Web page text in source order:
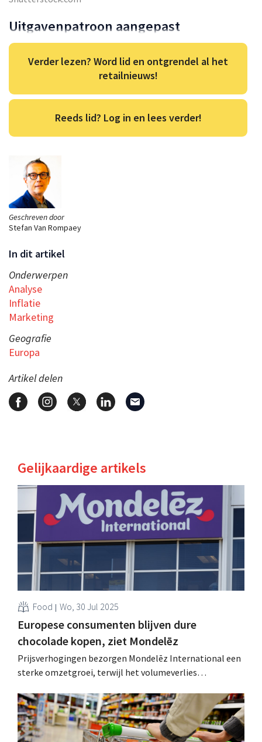
Geschreven door
Stefan Van Rompaey
In dit artikel
Onderwerpen
Analyse
Inflatie
Marketing
Geografie
Europa
Artikel delen
Uitgavenpatroon aangepast
Verder lezen? Word lid en ontgrendel al het
retailnieuws!
Reeds lid? Log in en lees verder!
Gelijkaardige artikels
Food Wo, 30 Jul 2025
Europese consumenten blijven dure
chocolade kopen, ziet Mondelēz
Prijsverhogingen bezorgen Mondelēz International een
sterke omzetgroei, terwijl het volumeverlies
consumenten blijven hun favoriete merken trouw,
ondanks die hogere prijzen. .